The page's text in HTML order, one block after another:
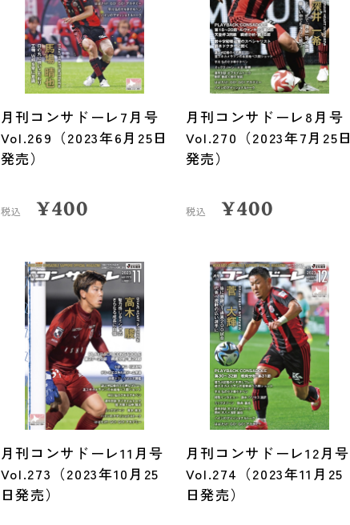
月刊コンサドーレ7月号
Vol.269（2023年6月25日
発売）
税込 ¥400
月刊コンサドーレ8月号
Vol.270（2023年7月25日
発売）
税込 ¥400
月刊コンサドーレ11月号
Vol.273（2023年10月25
日発売）
月刊コンサドーレ12月号
Vol.274（2023年11月25
日発売）